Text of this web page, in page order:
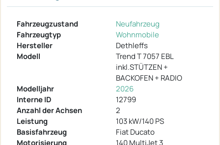
Fahrzeugzustand
Neufahrzeug
Fahrzeugtyp
Wohnmobile
Hersteller
Dethleffs
Modell
Trend T 7057 EBL
inkl.STÜTZEN +
BACKOFEN + RADIO
Modelljahr
2026
Interne ID
12799
Anzahl der Achsen
2
Leistung
103 kW/140 PS
Basisfahrzeug
Fiat Ducato
Motorisierung
140 MultiJet 3